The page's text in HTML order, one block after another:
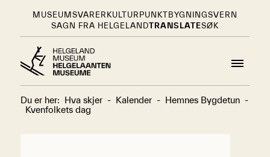
MUSEUMSVARER KULTURPUNKT BYGNINGSVERN
SAGN FRA HELGELANDTRANSLATESØK
Du er her: Hva skjer - Kalender - Hemnes Bygdetun -
Kvenfolkets dag